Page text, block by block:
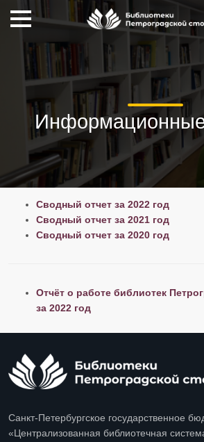
Сводный отчет за 2022 год
Сводный отчет за 2021 год
Сводный отчет за 2020 год
Отчёт о работе библиотек
за 2022 год
Санкт-Петербургское государственное
«Централизованная библиотечная